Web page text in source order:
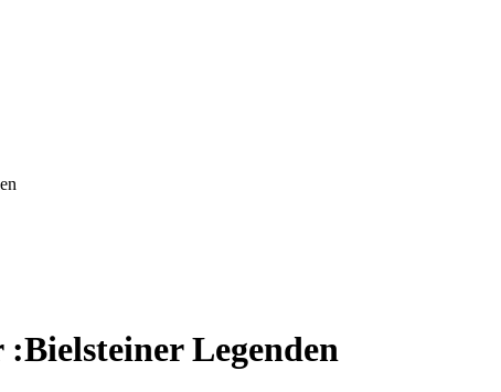
:Bielsteiner Legenden